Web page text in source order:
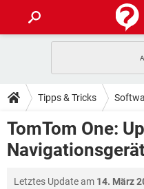
ANDROID
WINDOWS 10
WHATSAPP
TIPPS & TRICKS
SPIELE
ANDROID
WINDOWS 10
WHATSAPP
DOWNLOADS
SPIELE
FORUM
SPIELE
Tipps & Tricks
TomTom One:
Letztes Update am 14. März